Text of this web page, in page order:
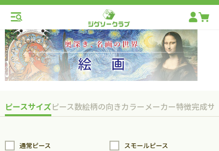
ピースサイズピース数絵柄の向きカラーメーカー特徴完成サ
通常ピース スモールピース